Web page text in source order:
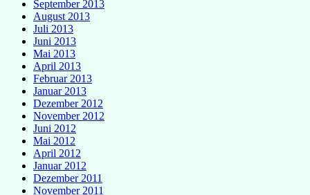
September 2013
August 2013
Juli 2013
Juni 2013
Mai 2013
April 2013
Februar 2013
Januar 2013
Dezember 2012
November 2012
Juni 2012
Mai 2012
April 2012
Januar 2012
Dezember 2011
November 2011